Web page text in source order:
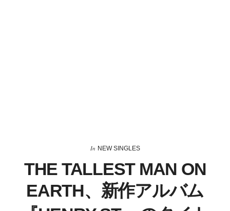
In NEW SINGLES
THE TALLEST MAN ON
EARTH、新作アルバム